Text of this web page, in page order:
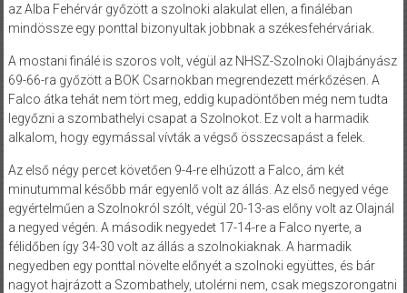
az Alba Fehérvár győzött a szolnoki alakulat ellen, a fináléban
mindössze egy ponttal bizonyultak jobbnak a székesfehérváriak.
A mostani finálé is szoros volt, végül az NHSZ-Szolnoki Olajbányász
69-66-ra győzött a BOK Csarnokban megrendezett mérkőzésen. A
Falco átka tehát nem tört meg, eddig kupadöntőben még nem tudta
legyőzni a szombathelyi csapat a Szolnokot. Ez volt a harmadik
alkalom, hogy egymással vívták a végső összecsapást a felek.
Az első négy percet követően 9-4-re elhúzott a Falco, ám két
minutummal később már egyenlő volt az állás. Az első negyed vége
egyértelműen a Szolnokról szólt, végül 20-13-as előny volt az Olajnál
a negyed végén. A második negyedet 17-14-re a Falco nyerte, a
félidőben így 34-30 volt az állás a szolnokiaknak. A harmadik
negyedben egy ponttal növelte előnyét a szolnoki együttes, és bár
nagyot hajrázott a Szombathely, utolérni nem, csak megszorongatni